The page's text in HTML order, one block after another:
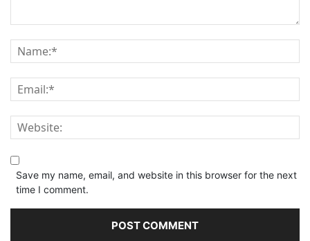
Save my name, email, and website in this browser for the next
time I comment.